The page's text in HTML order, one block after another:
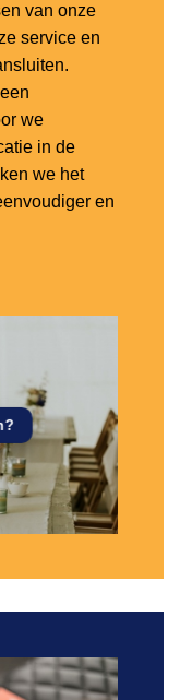
van onze
service en
we
in de
we het
en